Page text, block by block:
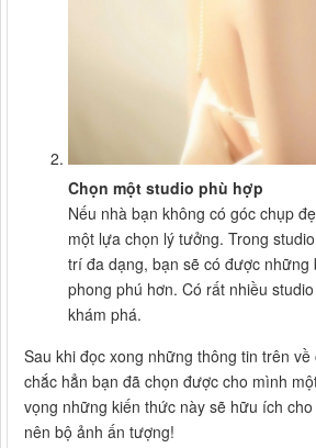
Chọn một studio phù hợp
Nếu nhà bạn không có góc chụp
một lựa chọn lý tưởng. Trong
trí đa dạng, bạn sẽ có được những
phong phú hơn. Có rất nhiều
khám phá.
Sau khi đọc xong những thông tin trên
chắc hẳn bạn đã chọn được cho mình
vọng những kiến thức này sẽ hữu ích
nên bộ ảnh ấn tượng!